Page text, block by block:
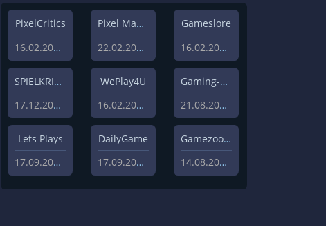
PixelCritics
16.02.2021
Pixel Magazin
22.02.2021
Gameslore
16.02.2021
SPIELKRITIK
17.12.2020
WePlay4U
16.02.2021
Gaming-Grounds
21.08.2020
Lets Plays
17.09.2019
DailyGame
17.09.2019
Gamezoom
14.08.2020